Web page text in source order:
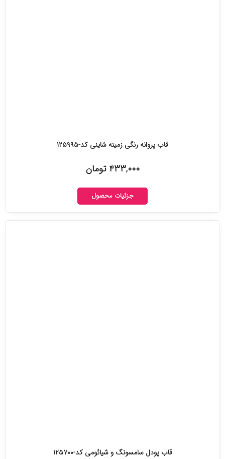
قاب پروانه رنگی زمینه شاینی کد-۱۲۵۹۹۵
۴۳۳,۰۰۰ تومان
جزئیات محصول
قاب پودل سامسونگ و شیائومی کد-۱۲۵۷۰۰